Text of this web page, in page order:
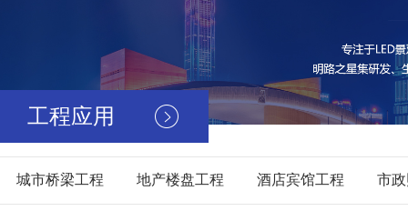
工程应用
城市桥梁工程 地产楼盘工程 酒店宾馆工程 市